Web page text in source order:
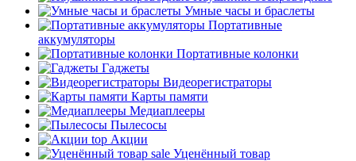
Умные часы и браслеты
Портативные
аккумуляторы
Портативные колонки
Гаджеты
Видеорегистраторы
Карты памяти
Медиаплееры
Пылесосы
top Акции
sale Уценённый товар